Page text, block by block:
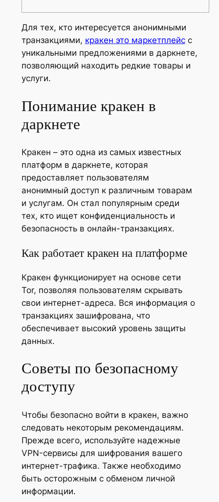
Для тех, кто интересуется анонимными
транзакциями, кракен это маркетплейсс
уникальными предложениями в даркнете,
позволяющий находить редкие товары и
услуги.
Понимание кракен в
даркнете
Кракен – это одна из самых известных
платформ в даркнете, которая
предоставляет пользователям
анонимный доступ к различным товарам
и услугам. Он стал популярным среди
тех, кто ищет конфиденциальность и
безопасность в онлайн-транзакциях.
Как работает кракен на платформе
Кракен функционирует на основе сети
Tor, позволяя пользователям скрывать
свои интернет-адреса. Вся информация о
транзакциях зашифрована, что
обеспечивает высокий уровень защиты
данных.
Советы по безопасному
доступу
Чтобы безопасно войти в кракен, важно
следовать некоторым рекомендациям.
Прежде всего, используйте надежные
VPN-сервисы для шифрования вашего
интернет-трафика. Также необходимо
быть осторожным с обменом личной
информации.